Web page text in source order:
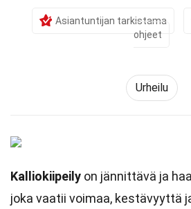
Asiantuntijan tarkistama
ohjeet
Urheilu
Kalliokiipeily on jännittävä ja
joka vaatii voimaa, kestävyyttä